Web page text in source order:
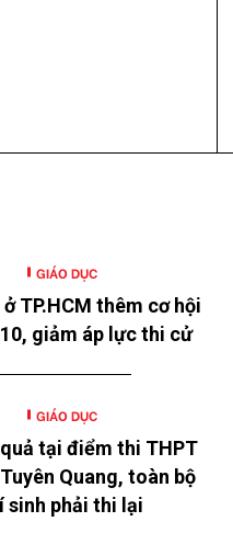
GIÁO DỤC
TP.HCM thêm cơ hội
giảm áp lực thi cử
GIÁO DỤC
tại điểm thi THPT
Quang, toàn bộ
sinh phải thi lại